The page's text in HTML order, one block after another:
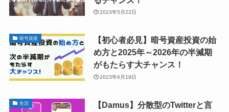
2023年5月22日
暗号資産
【初心者必見】暗号資産投資の始
め方と2025年～2026年の半減期
がもたらす大チャンス！
2023年4月19日
生活
【Damus】分散型のTwitterと言